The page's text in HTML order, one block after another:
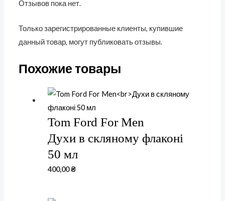
Отзывов пока нет.
Только зарегистрированные клиенты, купившие
данный товар, могут публиковать отзывы.
Похожие товары
Tom Ford For Men
Духи в скляному флаконі
50 мл
400,00₴